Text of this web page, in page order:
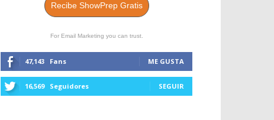
Recibe ShowPrep Gratis
For Email Marketing you can trust.
47,143 Fans ME GUSTA
16,569 Seguidores SEGUIR